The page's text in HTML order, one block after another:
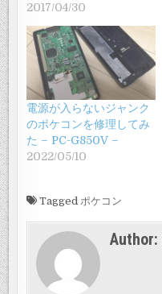
2017/04/30
電源が入らないジャンク
のポケコンを修理してみ
た – PC-G850V –
2022/05/10
Taggedポケコン
Author: